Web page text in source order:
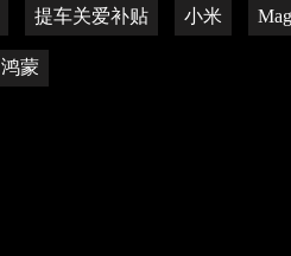
提车关爱补贴 小米
鸿蒙